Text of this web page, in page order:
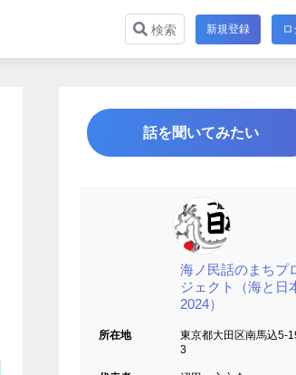
検索 新規登録
話を聞いてみたい
海ノ民話のまちプ
ジェクト（海と日
2024）
所在地
東京都大田区南馬込5-
3